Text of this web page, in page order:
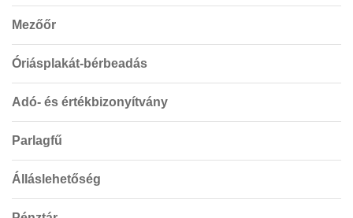
Mezőőr
Óriásplakát-bérbeadás
Adó- és értékbizonyítvány
Parlagfű
Álláslehetőség